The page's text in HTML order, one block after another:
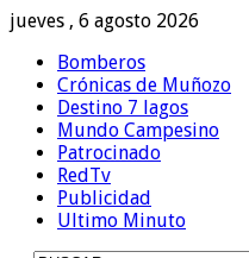
jueves , 6 agosto 2026
Bomberos
Crónicas de Muñozo
Destino 7 lagos
Mundo Campesino
Patrocinado
RedTv
Publicidad
Ultimo Minuto